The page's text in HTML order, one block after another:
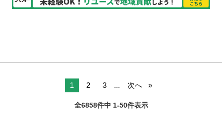
1 2 3 ... 次へ
全6858件中 1-50件表示